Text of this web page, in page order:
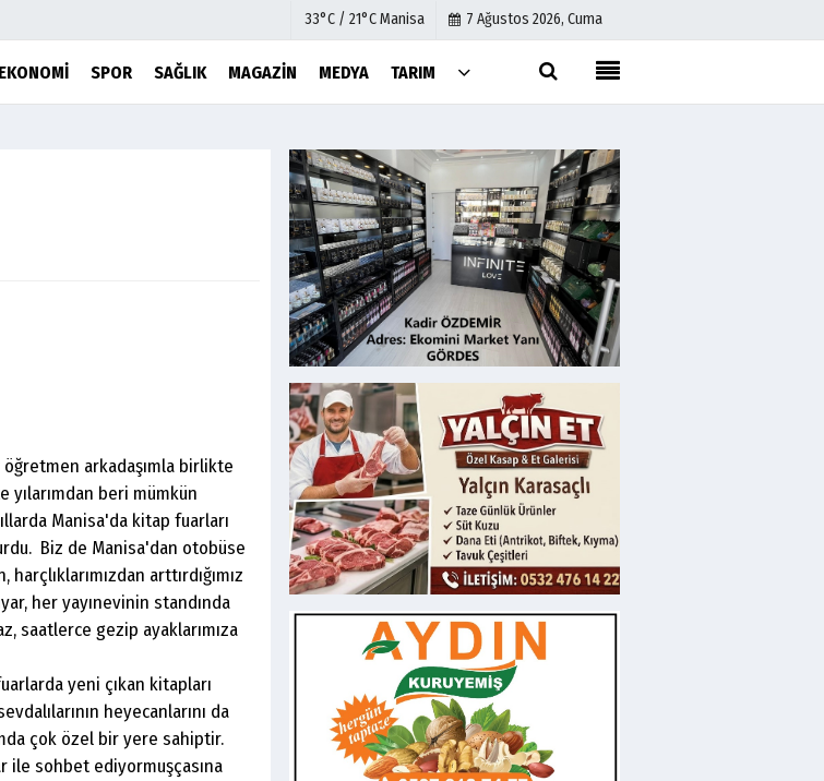
33°C / 21°C Manisa 7 Ağustos 2026, Cuma
EKONOMI SPOR SAĞLIK MAGAZIN MEDYA TARIM
İletişim
Çerez Politikası
Gizlilik İlkeleri
arkadaşımla birlikte
yılarımdan beri mümkün
Manisa'da kitap fuarları
Biz de Manisa'dan otobüse
arttırdığımız
her yayınevinin standında
saatlerce gezip ayaklarımıza
yeni çıkan kitapları
heyecanlarını da
çok özel bir yere sahiptir.
ile sohbet ediyormuşçasına